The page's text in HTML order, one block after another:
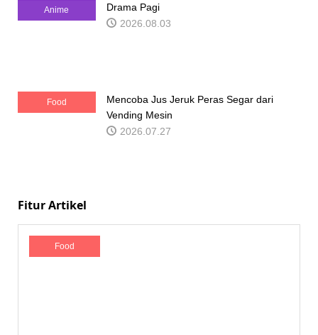
Anime
Drama Pagi
2026.08.03
Food
Mencoba Jus Jeruk Peras Segar dari
Vending Mesin
2026.07.27
Fitur Artikel
Food